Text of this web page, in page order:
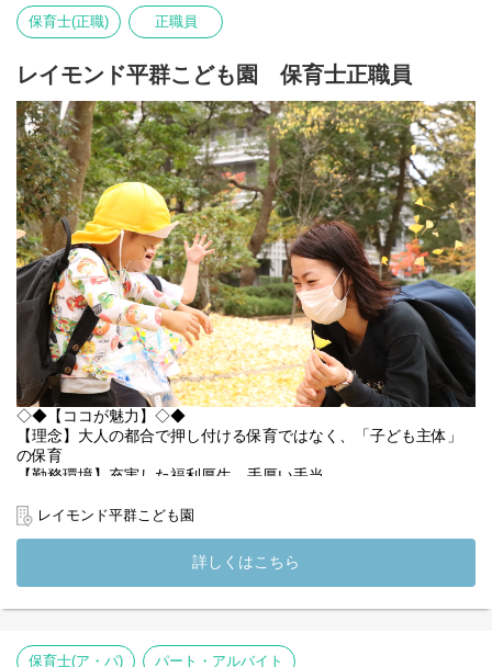
保育士(正職) 正職員
レイモンド平群こども園 保育士正職員
◇◆【ココが魅力】◇◆
【理念】大人の都合で押し付ける保育ではなく、「子ども主体」
の保育
【勤務環境】充実した福利厚生、手厚い手当
ちの関わり
*:.,.:*幼保連携型認定こども園*:.,.:*
ーーーーーーーーーー
令和6年4月に開園した「レイモンド平群こども園」。
自然豊かな環境でありながらも、通勤アクセス抜群の好立地◎
レイモンド平群こども園
詳しくはこちら
保育士(ア・パ) パート・アルバイト